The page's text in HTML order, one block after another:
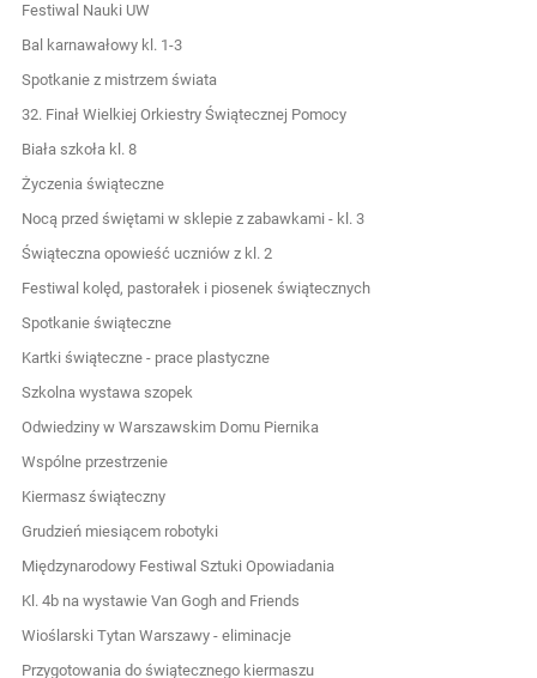
Festiwal Nauki UW
Bal karnawałowy kl. 1-3
Spotkanie z mistrzem świata
32. Finał Wielkiej Orkiestry Świątecznej Pomocy
Biała szkoła kl. 8
Życzenia świąteczne
Nocą przed świętami w sklepie z zabawkami - kl. 3
Świąteczna opowieść uczniów z kl. 2
Festiwal kolęd, pastorałek i piosenek świątecznych
Spotkanie świąteczne
Kartki świąteczne - prace plastyczne
Szkolna wystawa szopek
Odwiedziny w Warszawskim Domu Piernika
Wspólne przestrzenie
Kiermasz świąteczny
Grudzień miesiącem robotyki
Międzynarodowy Festiwal Sztuki Opowiadania
Kl. 4b na wystawie Van Gogh and Friends
Wioślarski Tytan Warszawy - eliminacje
Przygotowania do świątecznego kiermaszu